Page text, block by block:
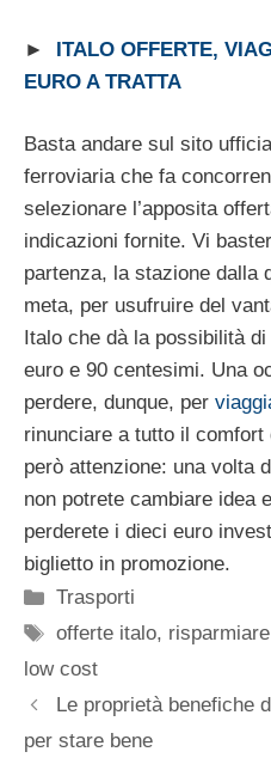
►
ITALO OFFERTE,
EURO A TRATTA
Basta andare sul sito
ferroviaria che fa
selezionare l’apposita
indicazioni fornite. Vi
partenza, la stazione dalla
meta, per usufruire del
Italo che dà la possibilità
euro e 90 centesimi. Una
perdere, dunque, per
rinunciare a tutto il
però attenzione: una volta
non potrete cambiare idea
perderete i dieci euro
biglietto in promozione.
Categorie
Trasporti
Tag
offerte italo,
low cost
Le proprietà benefiche
per stare bene